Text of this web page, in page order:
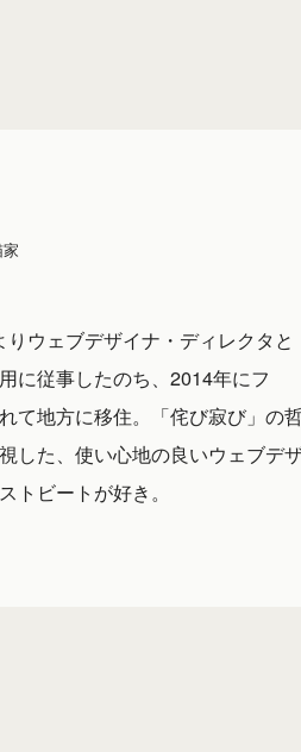
ウェブデザイナ・ディレクタと
に従事したのち、2014年にフ
て地方に移住。「侘び寂び」の
した、使い心地の良いウェブデ
トビートが好き。